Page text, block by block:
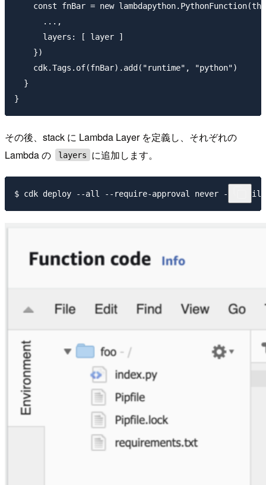
const fnBar = new
      ...,
      layers: [ layer ]
    })
    cdk.Tags.of(fnBar).add("runtime", "python")
  }
その後、stack に Lambda Layer を定義し、それぞれの
Lambda の
layers に追加します。